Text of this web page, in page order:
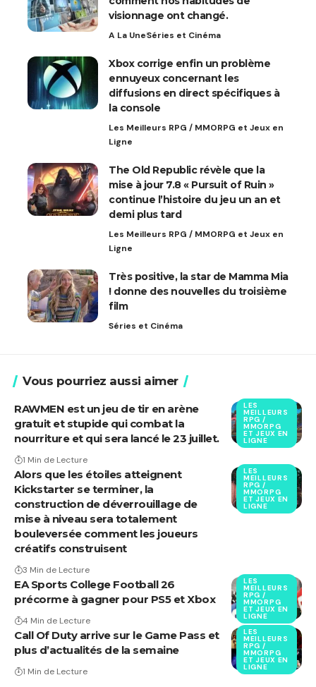
visionnage ont changé.
A La UneSéries et Cinéma
Xbox corrige enfin un problème
ennuyeux concernant les
diffusions en direct spécifiques à
la console
Les Meilleurs RPG / MMORPG et Jeux en
Ligne
The Old Republic révèle que la
mise à jour 7.8 « Pursuit of Ruin »
continue l’histoire du jeu un an et
demi plus tard
Les Meilleurs RPG / MMORPG et Jeux en
Ligne
Très positive, la star de Mamma Mia
! donne des nouvelles du troisième
film
Séries et Cinéma
Vous pourriez aussi aimer
LES
MEILLEURS
RPG /
MMORPG
ET JEUX EN
LIGNE
RAWMEN est un jeu de tir en arène
gratuit et stupide qui combat la
nourriture et qui sera lancé le 23 juillet.
1 Min de Lecture
LES
MEILLEURS
RPG /
MMORPG
ET JEUX EN
LIGNE
Alors que les étoiles atteignent
Kickstarter se terminer, la
construction de déverrouillage de
mise à niveau sera totalement
bouleversée comment les joueurs
créatifs construisent
3 Min de Lecture
LES
MEILLEURS
RPG /
MMORPG
ET JEUX EN
LIGNE
EA Sports College Football 26
précorme à gagner pour PS5 et Xbox
4 Min de Lecture
LES
MEILLEURS
RPG /
MMORPG
ET JEUX EN
LIGNE
Call Of Duty arrive sur le Game Pass et
plus d’actualités de la semaine
1 Min de Lecture